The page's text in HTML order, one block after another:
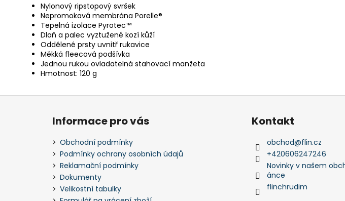
Nylonový ripstopový svršek
Nepromokavá membrána Porelle®
Tepelná izolace Pyrotec™
Dlaň a palec vyztužené kozí kůží
Oddělené prsty uvnitř rukavice
Měkká fleecová podšívka
Jednou rukou ovladatelná stahovací manžeta
Hmotnost: 120 g
Z
Informace pro vás
Obchodní podmínky
Podmínky ochrany osobních údajů
Reklamační podmínky
Dokumenty
Velikostní tabulky
Kontakt
obchod@flin.cz
+420606247246
Novinky v našem
ánce
flinchrudim